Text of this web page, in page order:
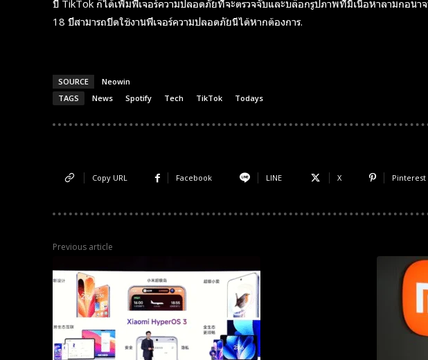
To access
premium
content
To access
premium
content
ปี TikTok ก็ได้เพิ่มฟีเจอร์ความปลอดภัยที่จะตรวจจับและบล็อกรูปภาพที่มีเนื้อหาลามกอน
18 ปีสามารถปิดใช้งานฟีเจอร์ความปลอดภัยนี้ได้หากต้องการ.
SOURCE
Neowin
TAGS
News Spotify Tech TikTok Todays
Copy URL Facebook LINE X Pinterest
Previous article